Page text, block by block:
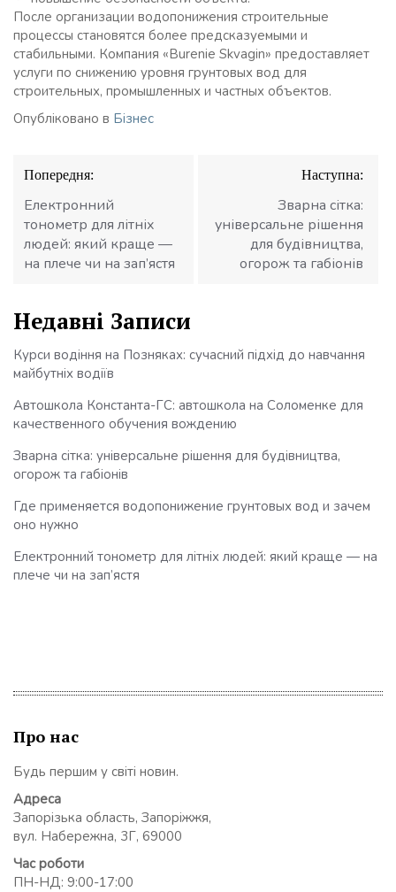
После организации водопонижения строительные
процессы становятся более предсказуемыми и
стабильными. Компания «Burenie Skvagin» предоставляет
услуги по снижению уровня грунтовых вод для
строительных, промышленных и частных объектов.
Опубліковано в Бізнес
Навігація
записів
Попередня:
Електронний
тонометр для літніх
людей: який краще —
на плече чи на зап’ястя
Наступна:
Зварна сітка:
універсальне рішення
для будівництва,
огорож та габіонів
Недавні Записи
Курси водіння на Позняках: сучасний підхід до навчання
майбутніх водіїв
Автошкола Константа-ГС: автошкола на Соломенке для
качественного обучения вождению
Зварна сітка: універсальне рішення для будівництва,
огорож та габіонів
Где применяется водопонижение грунтовых вод и зачем
оно нужно
Електронний тонометр для літніх людей: який краще — на
плече чи на зап’ястя
Про нас
Будь першим у світі новин.
Адреса
Запорізька область, Запоріжжя,
вул. Набережна, 3Г, 69000
Час роботи
ПН-НД: 9:00-17:00